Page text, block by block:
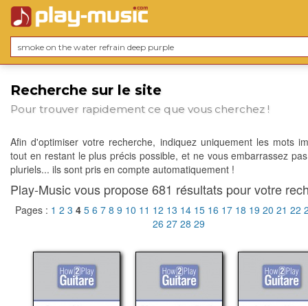
Recherche sur le site
Pour trouver rapidement ce que vous cherchez !
Afin d'optimiser votre recherche, indiquez uniquement les mots
tout en restant le plus précis possible, et ne vous embarrassez
pluriels... ils sont pris en compte automatiquement !
Play-Music vous propose 681 résultats pour votre
Pages : 1 2 3 4 5 6 7 8 9 10 11 12 13 14 15 16 17 18 19 20 21 22
26 27 28 29